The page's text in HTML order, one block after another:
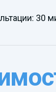
30